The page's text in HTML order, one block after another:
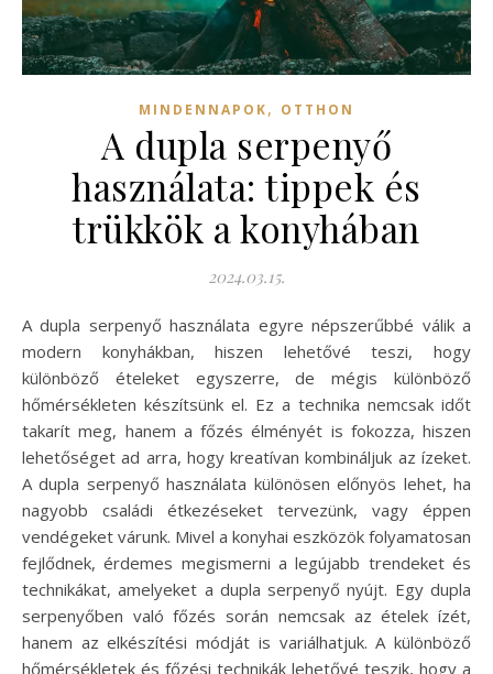
MINDENNAPOK, OTTHON
A dupla serpenyő
használata: tippek és
trükkök a konyhában
2024.03.15.
A dupla serpenyő használata egyre népszerűbbé válik a
modern konyhákban, hiszen lehetővé teszi, hogy
különböző ételeket egyszerre, de mégis különböző
hőmérsékleten készítsünk el. Ez a technika nemcsak időt
takarít meg, hanem a főzés élményét is fokozza, hiszen
lehetőséget ad arra, hogy kreatívan kombináljuk az ízeket.
A dupla serpenyő használata különösen előnyös lehet, ha
nagyobb családi étkezéseket tervezünk, vagy éppen
vendégeket várunk. Mivel a konyhai eszközök folyamatosan
fejlődnek, érdemes megismerni a legújabb trendeket és
technikákat, amelyeket a dupla serpenyő nyújt. Egy dupla
serpenyőben való főzés során nemcsak az ételek ízét,
hanem az elkészítési módját is variálhatjuk. A különböző
hőmérsékletek és főzési technikák lehetővé teszik, hogy a